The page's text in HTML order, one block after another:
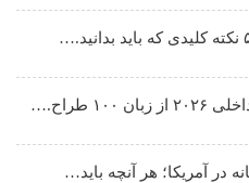
طراح.…
در آمریکا؛ هر آنچه باید…